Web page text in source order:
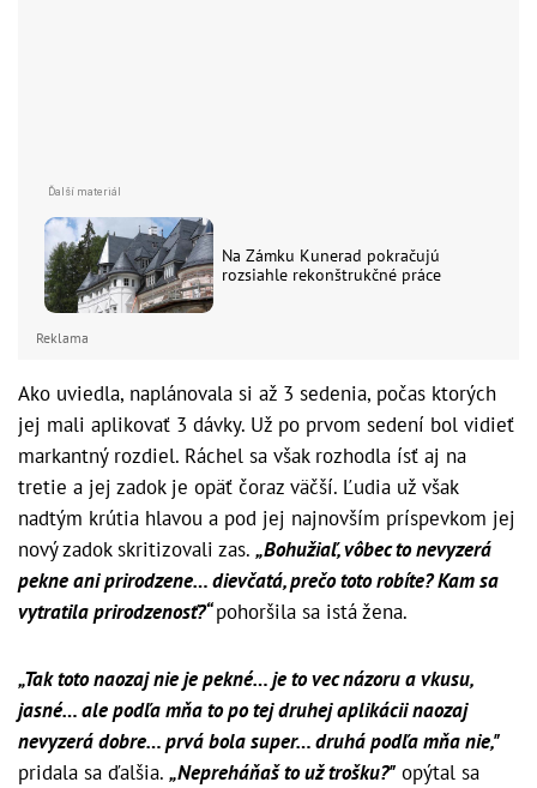
Na Zámku Kunerad pokračujú
rozsiahle rekonštrukčné práce
Reklama
Ako uviedla, naplánovala si až 3 sedenia, počas ktorých
jej mali aplikovať 3 dávky. Už po prvom sedení bol vidieť
markantný rozdiel. Ráchel sa však rozhodla ísť aj na
tretie a jej zadok je opäť čoraz väčší. Ľudia už však
nadtým krútia hlavou a pod jej najnovším príspevkom jej
nový zadok skritizovali zas. „Bohužiaľ, vôbec to nevyzerá
pekne ani prirodzene… dievčatá, prečo toto robíte? Kam sa
vytratila prirodzenosť?“pohoršila sa istá žena.
„Tak toto naozaj nie je pekné… je to vec názoru a vkusu,
jasné… ale podľa mňa to po tej druhej aplikácii naozaj
nevyzerá dobre… prvá bola super… druhá podľa mňa nie,"
pridala sa ďalšia. „Nepreháňaš to už trošku?" opýtal sa